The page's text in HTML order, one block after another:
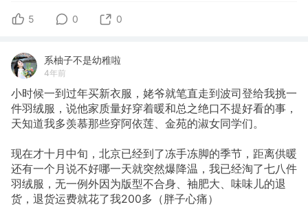
5 0 0
系柚子不是幼稚啦
4年前
小时候一到过年买新衣服，姥爷就笔直走到波司登给我挑一
件羽绒服，说他家质量好穿着暖和总之绝口不提好看的事，
天知道我多羡慕那些穿阿依莲、金苑的淑女同学们。
现在才十月中旬，北京已经到了冻手冻脚的季节，距离供暖
还有一个月说不好哪一天就突然爆降温，我已经淘了七八件
羽绒服，无一例外因为版型不合身、袖肥大、味味儿的退
货，退货运费就花了我200多（胖子心痛）